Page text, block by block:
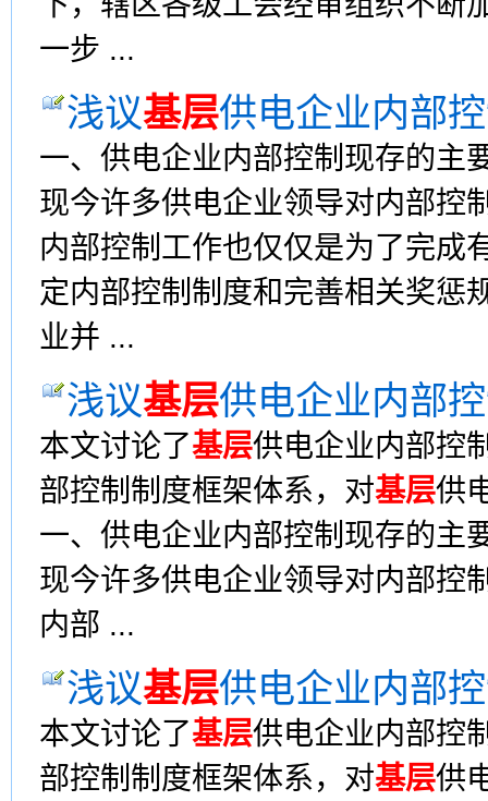
一步 ...
浅议基层供电企业内部
一、供电企业内部控制现存的主
现今许多供电企业领导对内部控
内部控制工作也仅仅是为了完成
定内部控制制度和完善相关奖惩
业并 ...
浅议基层供电企业内部
本文讨论了基层供电企业内部控
部控制制度框架体系，对基层供
一、供电企业内部控制现存的主
现今许多供电企业领导对内部控
内部 ...
浅议基层供电企业内部
本文讨论了基层供电企业内部控
部控制制度框架体系，对基层供